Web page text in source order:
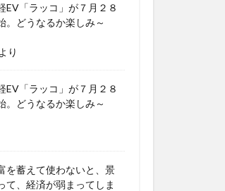
EV「ラッコ」が７月２８
。どうなるか楽しみ～
より
EV「ラッコ」が７月２８
。どうなるか楽しみ～
を蓄えて使わないと、景
て、経済が弱まってしま